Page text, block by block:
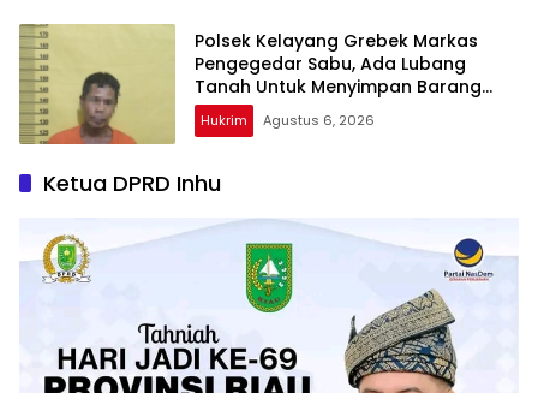
Polsek Kelayang Grebek Markas
Pengegedar Sabu, Ada Lubang
Tanah Untuk Menyimpan Barang
Bukti
Hukrim Agustus 6, 2026
Ketua DPRD Inhu